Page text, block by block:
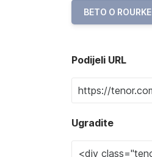
BETO O ROURKE
Podijeli URL
Ugradite